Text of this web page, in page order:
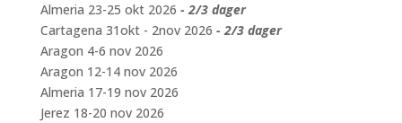
Almeria 23-25 okt 2026 - 2/3 dager
Cartagena 31okt - 2nov 2026 - 2/3 dager
Aragon 4-6 nov 2026
Aragon 12-14 nov 2026
Almeria 17-19 nov 2026
Jerez 18-20 nov 2026